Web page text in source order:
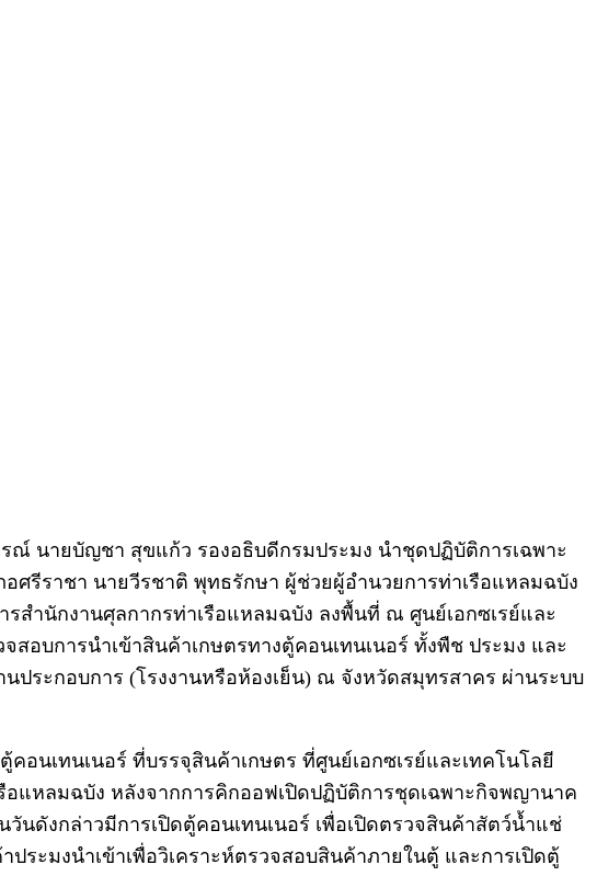
รณ์ นายบัญชา สุขแก้ว รองอธิบดีกรมประมง นำชุดปฏิบัติการเฉพาะ
รีราชา นายวีรชาติ พุทธรักษา ผู้ช่วยผู้อำนวยการท่าเรือแหลมฉบัง
สำนักงานศุลกากรท่าเรือแหลมฉบัง ลงพื้นที่ ณ ศูนย์เอกซเรย์และ
อบการนำเข้าสินค้าเกษตรทางตู้คอนเทนเนอร์ ทั้งพืช ประมง และ
ระกอบการ (โรงงานหรือห้องเย็น) ณ จังหวัดสมุทรสาคร ผ่านระบบ
อนเทนเนอร์ ที่บรรจุสินค้าเกษตร ที่ศูนย์เอกซเรย์และเทคโนโลยี
อแหลมฉบัง หลังจากการคิกออฟเปิดปฏิบัติการชุดเฉพาะกิจพญานาค
นดังกล่าวมีการเปิดตู้คอนเทนเนอร์ เพื่อเปิดตรวจสินค้าสัตว์น้ำแช่
ระมงนำเข้าเพื่อวิเคราะห์ตรวจสอบสินค้าภายในตู้ และการเปิดตู้